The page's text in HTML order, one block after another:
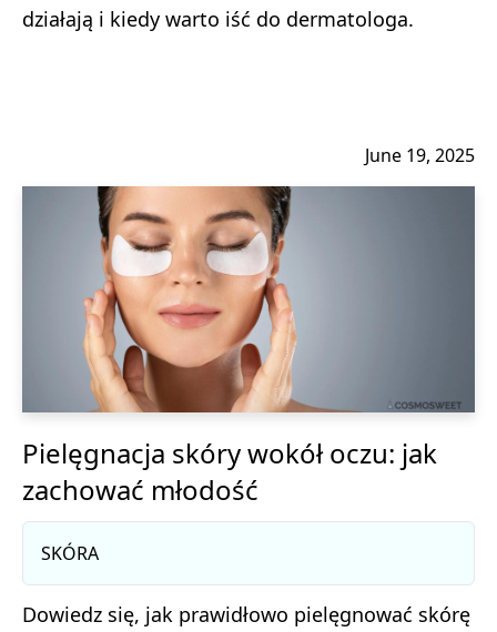
działają i kiedy warto iść do dermatologa.
June 19, 2025
Pielęgnacja skóry wokół oczu: jak
zachować młodość
SKÓRA
Dowiedz się, jak prawidłowo pielęgnować skórę